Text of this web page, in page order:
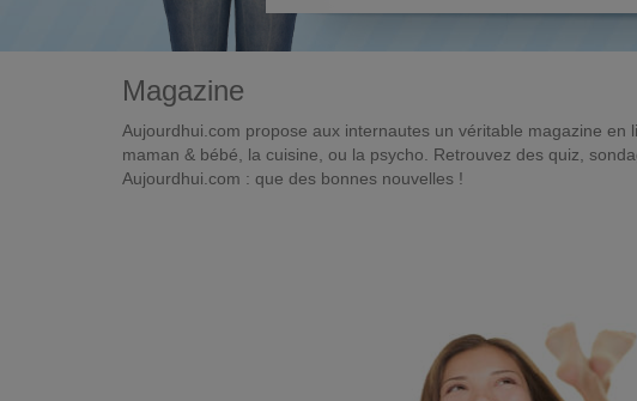
Magazine
Aujourdhui.com propose aux internautes un véritable magazine
maman & bébé, la cuisine, ou la psycho. Retrouvez des quiz,
Aujourdhui.com : que des bonnes nouvelles !